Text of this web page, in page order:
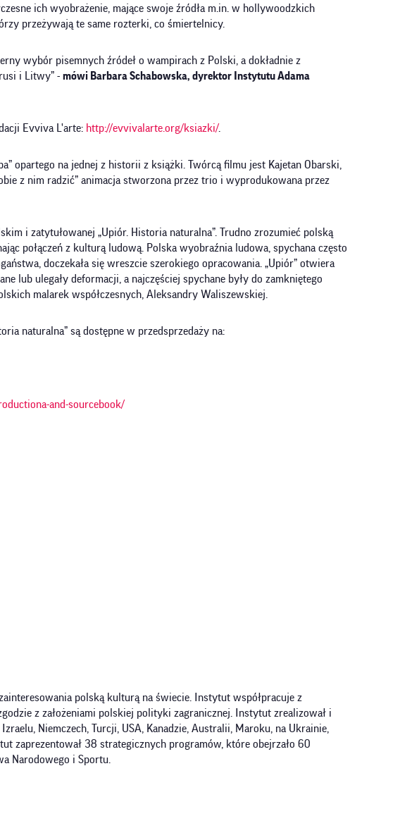
ich wyobrażenie, mające swoje źródła m.in. w hollywoodzkich
przeżywają te same rozterki, co śmiertelnicy.
wybór pisemnych źródeł o wampirach z Polski, a dokładnie z
i Litwy” - mówi Barbara Schabowska, dyrektor Instytutu Adama
Evviva L'arte: http://evvivalarte.org/ksiazki/.
opartego na jednej z historii z książki. Twórcą filmu jest Kajetan Obarski,
z nim radzić” animacja stworzona przez trio i wyprodukowana przez
i zatytułowanej „Upiór. Historia naturalna”. Trudno zrozumieć polską
połączeń z kulturą ludową. Polska wyobraźnia ludowa, spychana często
doczekała się wreszcie szerokiego opracowania. „Upiór” otwiera
lub ulegały deformacji, a najczęściej spychane były do zamkniętego
malarek współczesnych, Aleksandry Waliszewskiej.
naturalna” są dostępne w przedsprzedaży na:
and-sourcebook/
polską kulturą na świecie. Instytut współpracuje z
z założeniami polskiej polityki zagranicznej. Instytut zrealizował i
Niemczech, Turcji, USA, Kanadzie, Australii, Maroku, na Ukrainie,
zaprezentował 38 strategicznych programów, które obejrzało 60
Narodowego i Sportu.